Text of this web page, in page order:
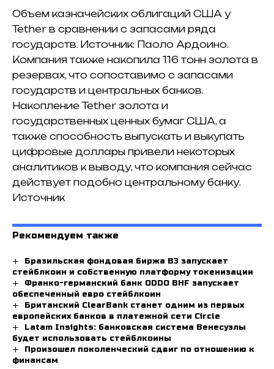
Объем казначейских облигаций США у
Tether в сравнении с запасами ряда
государств. Источник: Паоло Ардоино.
Компания также накопила 116 тонн золота в
резервах, что сопоставимо с запасами
государств и центральных банков.
Накопление Tether золота и
государственных ценных бумаг США, а
также способность выпускать и выкупать
цифровые доллары привели некоторых
аналитиков к выводу, что компания сейчас
действует подобно центральному банку.
Источник
Рекомендуем также
Бразильская фондовая биржа B3 запускает
стейблкоин и собственную платформу токенизации
Франко-германский банк ODDO BHF запускает
обеспеченный евро стейблкоин
Британский ClearBank станет одним из первых
европейских банков в платежной сети Circle
Latam Insights: банковская система Венесуэлы
будет использовать стейблкоины
Произошел поколенческий сдвиг по отношению к
финансам